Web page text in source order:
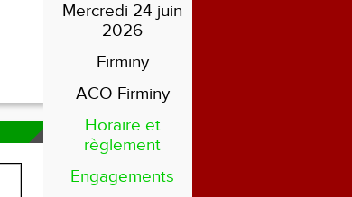
Mercredi 24 juin
2026
Firminy
ACO Firminy
Horaire et
règlement
Engagements